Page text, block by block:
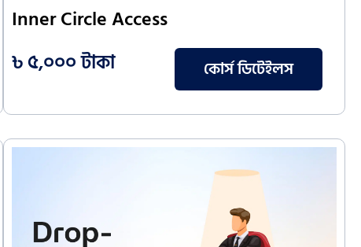
Inner Circle Access
৳ ৫,০০০ টাকা
কোর্স ডিটেইলস